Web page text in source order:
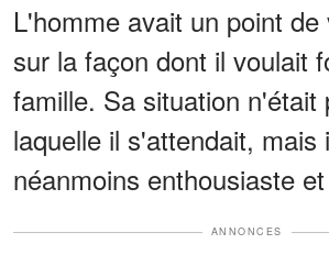
L'homme avait un point
sur la façon dont il voulait
famille. Sa situation n'était
laquelle il s'attendait, mais
néanmoins enthousiaste
ANNONCES